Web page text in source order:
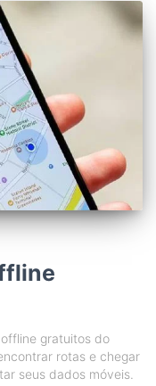
gratuitos do
rotas e chegar
seus dados móveis.